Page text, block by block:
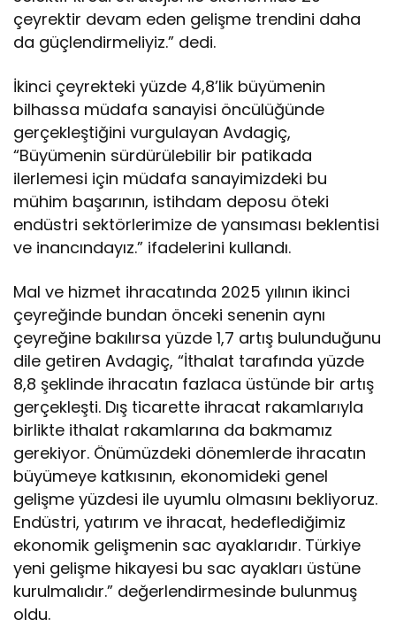
çeyrektir devam eden gelişme trendini daha
da güçlendirmeliyiz.” dedi.
İkinci çeyrekteki yüzde 4,8’lik büyümenin
bilhassa müdafa sanayisi öncülüğünde
gerçekleştiğini vurgulayan Avdagiç,
“Büyümenin sürdürülebilir bir patikada
ilerlemesi için müdafa sanayimizdeki bu
mühim başarının, istihdam deposu öteki
endüstri sektörlerimize de yansıması beklentisi
ve inancındayız.” ifadelerini kullandı.
Mal ve hizmet ihracatında 2025 yılının ikinci
çeyreğinde bundan önceki senenin aynı
çeyreğine bakılırsa yüzde 1,7 artış bulunduğunu
dile getiren Avdagiç, “İthalat tarafında yüzde
8,8 şeklinde ihracatın fazlaca üstünde bir artış
gerçekleşti. Dış ticarette ihracat rakamlarıyla
birlikte ithalat rakamlarına da bakmamız
gerekiyor. Önümüzdeki dönemlerde ihracatın
büyümeye katkısının, ekonomideki genel
gelişme yüzdesi ile uyumlu olmasını bekliyoruz.
Endüstri, yatırım ve ihracat, hedeflediğimiz
ekonomik gelişmenin sac ayaklarıdır. Türkiye
yeni gelişme hikayesi bu sac ayakları üstüne
kurulmalıdır.” değerlendirmesinde bulunmuş
oldu.